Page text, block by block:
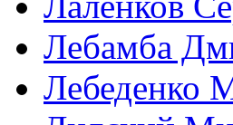
Лебамба
Лебеденко